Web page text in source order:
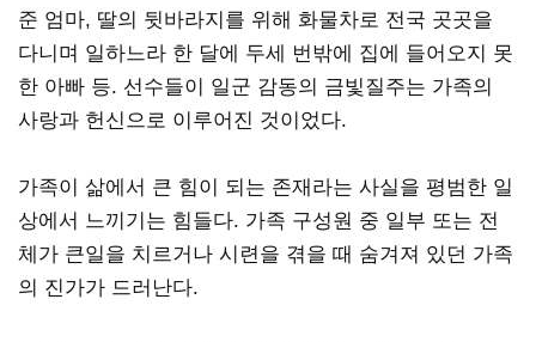
준 엄마, 딸의 뒷바라지를 위해 화물차로 전국 곳곳을
다니며 일하느라 한 달에 두세 번밖에 집에 들어오지 못
한 아빠 등. 선수들이 일군 감동의 금빛질주는 가족의
사랑과 헌신으로 이루어진 것이었다.
가족이 삶에서 큰 힘이 되는 존재라는 사실을 평범한 일
상에서 느끼기는 힘들다. 가족 구성원 중 일부 또는 전
체가 큰일을 치르거나 시련을 겪을 때 숨겨져 있던 가족
의 진가가 드러난다.